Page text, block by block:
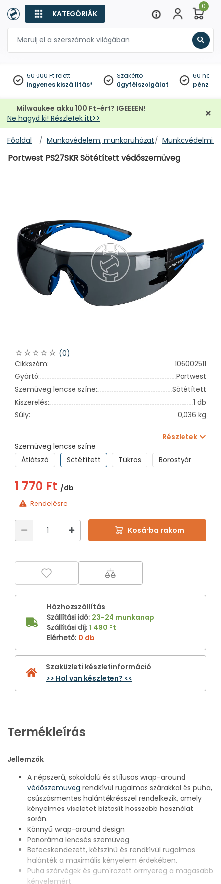
KATEGÓRIÁK
0
50 000 Ft felett
ingyenes kiszállítás*
Szakértő
ügyfélszolgálat
60
Milwaukee akku 100 Ft-ért? IGEEEEN!
Ne hagyd ki! Részletek itt>>
Főoldal Munkavédelem, munkaruházat Munkavédelmi
Portwest PS27SKR Sötétített védőszemüveg
(0)
Cikkszám:
106002511
Gyártó:
Portwest
Szemüveg lencse színe:
Sötétített
Kiszerelés:
1 db
Súly:
0,036 kg
Részletek
Szemüveg lencse színe
Átlátszó
Sötétített Tükrös Borostyán
1 770 Ft /db
Rendelésre
Kosárba rakom
Házhozszállítás
Szállítási idő: 23-24 munkanap
Szállítási díj: 1 490 Ft
Elérhető: 0 db
Szaküzleti készletinformáció
>> Hol van készleten? <<
Termékleírás
Jellemzők
A népszerű, sokoldalú és stílusos wrap-around
védőszemüveg rendkívül rugalmas szárakkal és puha,
csúszásmentes halántékrésszel rendelkezik, amely
kényelmes viseletet biztosít hosszabb használat
során.
Könnyű wrap-around design
Panoráma lencsés szemüveg
Befecskendezett, kétszínű és rendkívül rugalmas
halánték a maximális kényelem érdekében.
Puha szárvégek és gumírozott orrnyereg a magasabb
kényelemért